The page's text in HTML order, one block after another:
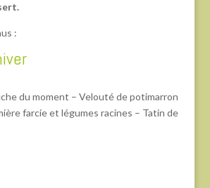
:
du moment – Velouté de potimarron
farcie et légumes racines – Tatin de